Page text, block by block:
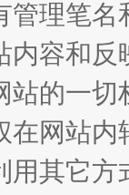
管理笔
内容和
站的一
在网站
用其它